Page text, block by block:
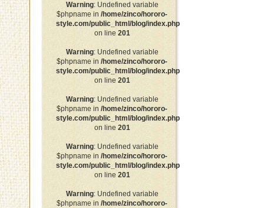
Warning: Undefined variable
$phpname in /home/zinco/hororo-
style.com/public_html/blog/index.php
on line 201
Warning: Undefined variable
$phpname in /home/zinco/hororo-
style.com/public_html/blog/index.php
on line 201
Warning: Undefined variable
$phpname in /home/zinco/hororo-
style.com/public_html/blog/index.php
on line 201
Warning: Undefined variable
$phpname in /home/zinco/hororo-
style.com/public_html/blog/index.php
on line 201
Warning: Undefined variable
$phpname in /home/zinco/hororo-